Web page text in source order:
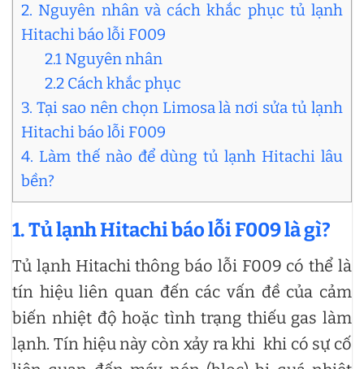
2. Nguyên nhân và cách khắc phục tủ lạnh
Hitachi báo lỗi F009
2.1 Nguyên nhân
2.2 Cách khắc phục
3. Tại sao nên chọn Limosa là nơi sửa tủ lạnh
Hitachi báo lỗi F009
4. Làm thế nào để dùng tủ lạnh Hitachi lâu
bền?
1. Tủ lạnh Hitachi báo lỗi F009 là gì?
Tủ lạnh Hitachi thông báo lỗi F009 có thể là
tín hiệu liên quan đến các vấn đề của cảm
biến nhiệt độ hoặc tình trạng thiếu gas làm
lạnh. Tín hiệu này còn xảy ra khi khi có sự cố